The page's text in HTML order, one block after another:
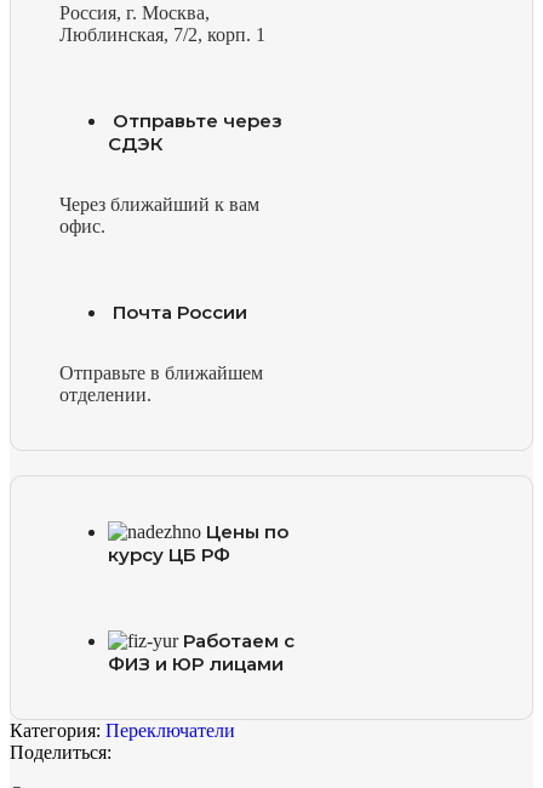
Россия, г. Москва,
Люблинская, 7/2, корп. 1
Отправьте через
СДЭК
Через ближайший к вам
офис.
Почта России
Отправьте в ближайшем
отделении.
Цены по
курсу ЦБ РФ
Работаем с
ФИЗ и ЮР лицами
Категория: Переключатели
Поделиться: